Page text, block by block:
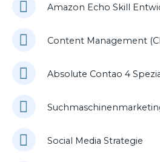
Amazon Echo Skill
Content Management
Absolute Contao 4
Social Media Strategie